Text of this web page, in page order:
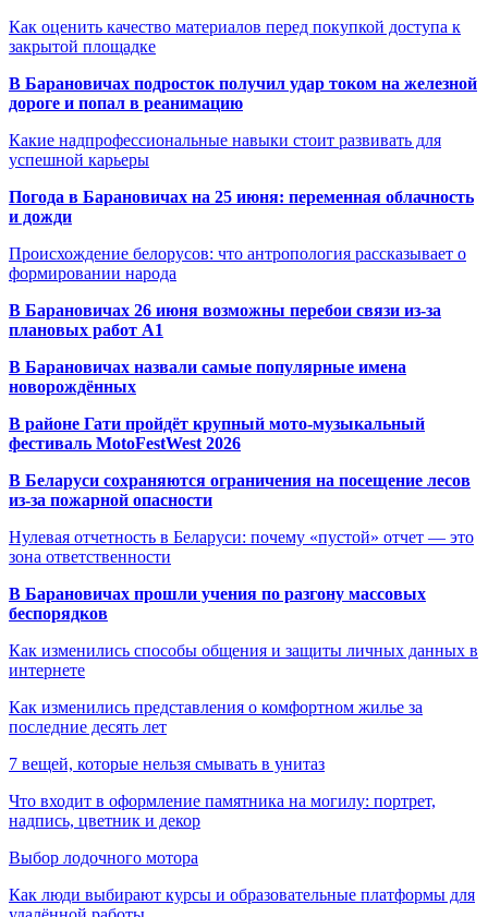
Как оценить качество материалов перед покупкой доступа к
закрытой площадке
В Барановичах подросток получил удар током на железной
дороге и попал в реанимацию
Какие надпрофессиональные навыки стоит развивать для
успешной карьеры
Погода в Барановичах на 25 июня: переменная облачность
и дожди
Происхождение белорусов: что антропология рассказывает о
формировании народа
В Барановичах 26 июня возможны перебои связи из-за
плановых работ A1
В Барановичах назвали самые популярные имена
новорождённых
В районе Гати пройдёт крупный мото-музыкальный
фестиваль MotoFestWest 2026
В Беларуси сохраняются ограничения на посещение лесов
из-за пожарной опасности
Нулевая отчетность в Беларуси: почему «пустой» отчет — это
зона ответственности
В Барановичах прошли учения по разгону массовых
беспорядков
Как изменились способы общения и защиты личных данных в
интернете
Как изменились представления о комфортном жилье за
последние десять лет
7 вещей, которые нельзя смывать в унитаз
Что входит в оформление памятника на могилу: портрет,
надпись, цветник и декор
Выбор лодочного мотора
Как люди выбирают курсы и образовательные платформы для